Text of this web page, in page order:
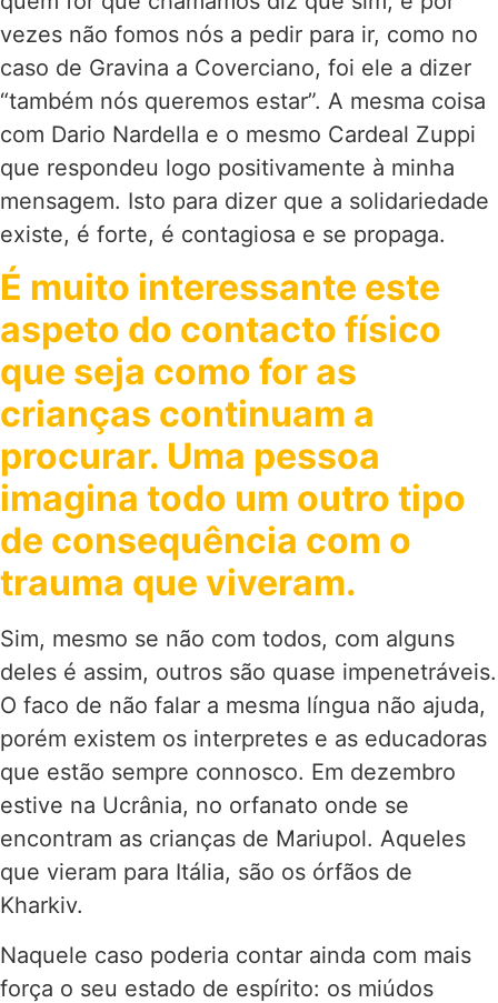
vezes não fomos nós a pedir para ir, como no
caso de Gravina a Coverciano, foi ele a dizer
“também nós queremos estar”. A mesma coisa
com Dario Nardella e o mesmo Cardeal Zuppi
que respondeu logo positivamente à minha
mensagem. Isto para dizer que a solidariedade
existe, é forte, é contagiosa e se propaga.
É muito interessante este
aspeto do contacto físico
que seja como for as
crianças continuam a
procurar. Uma pessoa
imagina todo um outro tipo
de consequência com o
trauma que viveram.
Sim, mesmo se não com todos, com alguns
deles é assim, outros são quase impenetráveis.
O faco de não falar a mesma língua não ajuda,
porém existem os interpretes e as educadoras
que estão sempre connosco. Em dezembro
estive na Ucrânia, no orfanato onde se
encontram as crianças de Mariupol. Aqueles
que vieram para Itália, são os órfãos de
Kharkiv.
Naquele caso poderia contar ainda com mais
força o seu estado de espírito: os miúdos